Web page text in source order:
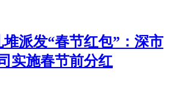
派发“春节红包”：深市
实施春节前分红